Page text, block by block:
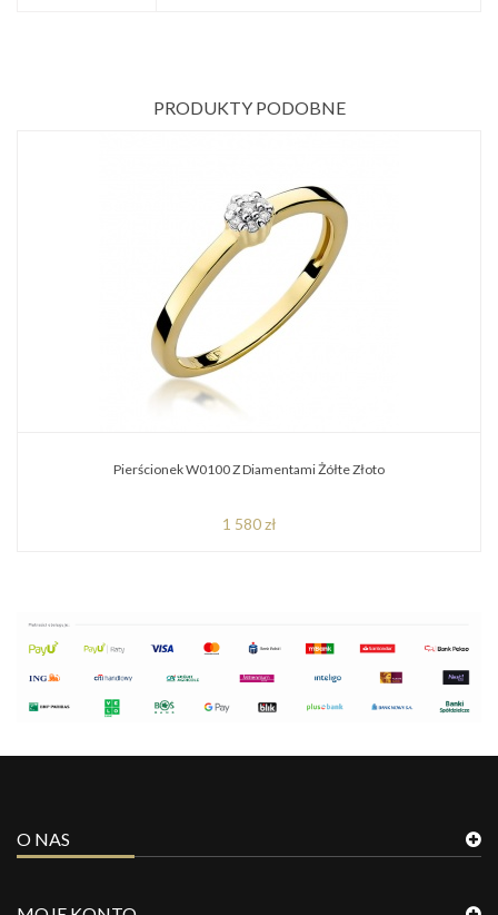
PRODUKTY PODOBNE
Pierścionek W0100 Z Diamentami Żółte Złoto
1 580 zł
O NAS